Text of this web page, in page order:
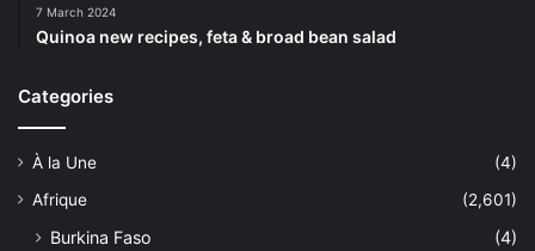
7 March 2024
Quinoa new recipes, feta & broad bean salad
Categories
À la Une
(4)
Afrique
(2,601)
Burkina Faso
(4)